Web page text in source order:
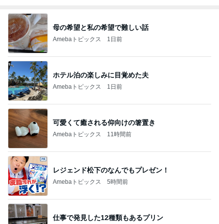
母の希望と私の希望で難しい話
Amebaトピックス 1日前
ホテル泊の楽しみに目覚めた夫
Amebaトピックス 1日前
可愛くて癒される仰向けの箸置き
Amebaトピックス 11時間前
レジェンド松下のなんでもプレゼン！
Amebaトピックス 5時間前
仕事で発見した12種類もあるプリン